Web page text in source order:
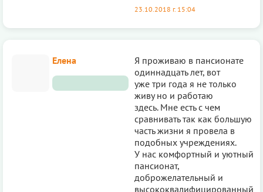
23.10.2018 г. 15:04
Елена
Я проживаю в пансионате
одиннадцать лет, вот
уже три года я не только
живу но и работаю
здесь. Мне есть с чем
сравнивать так как большую
часть жизни я провела в
подобных учреждениях.
У нас комфортный и уютный
пансионат,
доброжелательный и
высококвалифицированный